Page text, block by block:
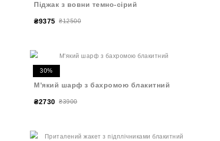
Піджак з вовни темно-сірий
₴9375 ₴12500
30%
М'який шарф з бахромою блакитний
₴2730 ₴3900